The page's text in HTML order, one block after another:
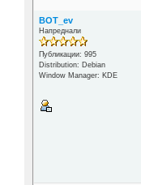
BOT_ev
Напреднали
Публикации: 995
Distribution: Debian
Window Manager: KDE